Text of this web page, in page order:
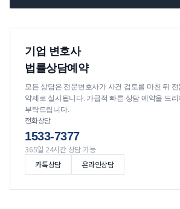
기업 변호사
법률상담예약
모든 상담은 전문변호사가 사건 검토를 마친 뒤
약제로 실시됩니다. 가급적 빠른 상담 예약을 드
부탁드립니다.
전화상담
1533-7377
365일 24시간 상담 가능
카톡상담
온라인상담